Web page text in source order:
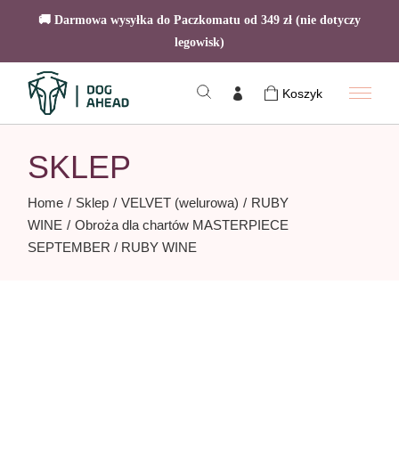
🚚 Darmowa wysyłka do Paczkomatu od 349 zł (nie dotyczy
legowisk)
content
Koszyk
SKLEP
Home Sklep VELVET (welurowa)
RUBY
WINE
Obroża dla chartów MASTERPIECE
SEPTEMBER / RUBY WINE